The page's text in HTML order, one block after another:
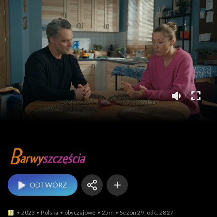
Barwy szczęścia
ODTWÓRZ
2023 Polska obyczajowe 25m Sezon 29, odc. 2827